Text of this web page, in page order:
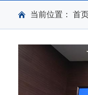
当前位置： 首